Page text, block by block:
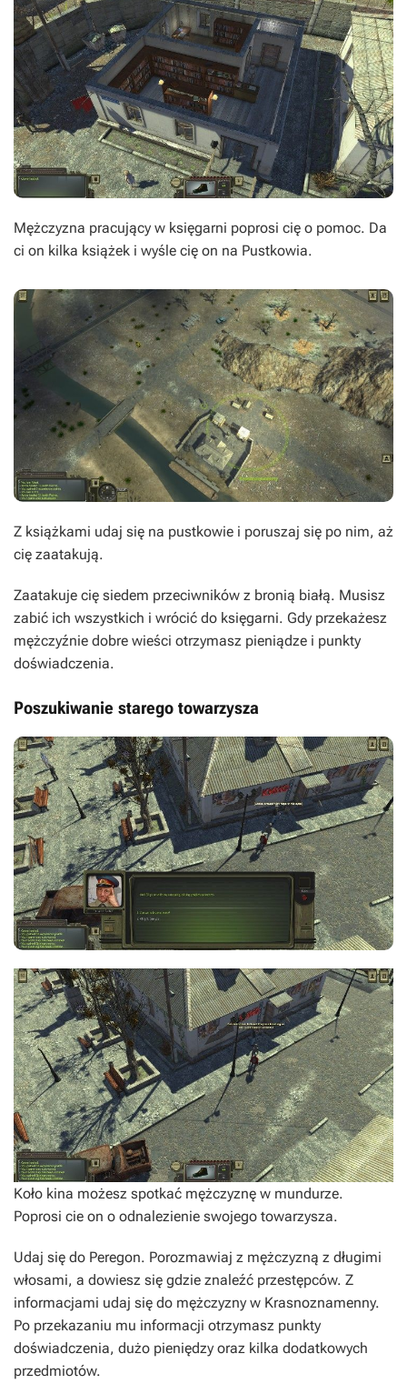
Mężczyzna pracujący w księgarni poprosi cię o pomoc. Da
ci on kilka książek i wyśle cię on na Pustkowia.
Z książkami udaj się na pustkowie i poruszaj się po nim, aż
cię zaatakują.
Zaatakuje cię siedem przeciwników z bronią białą. Musisz
zabić ich wszystkich i wrócić do księgarni. Gdy przekażesz
mężczyźnie dobre wieści otrzymasz pieniądze i punkty
doświadczenia.
Poszukiwanie starego towarzysza
Koło kina możesz spotkać mężczyznę w mundurze.
Poprosi cie on o odnalezienie swojego towarzysza.
Udaj się do Peregon. Porozmawiaj z mężczyzną z długimi
włosami, a dowiesz się gdzie znaleźć przestępców. Z
informacjami udaj się do mężczyzny w Krasnoznamenny.
Po przekazaniu mu informacji otrzymasz punkty
doświadczenia, dużo pieniędzy oraz kilka dodatkowych
przedmiotów.